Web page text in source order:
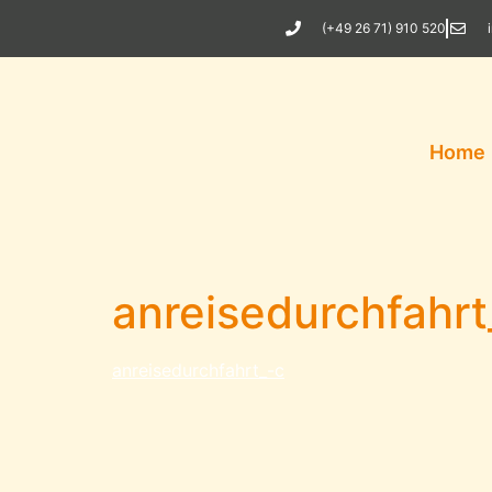
(+49 26 71) 910 520
Home
anreisedurchfahrt_-c